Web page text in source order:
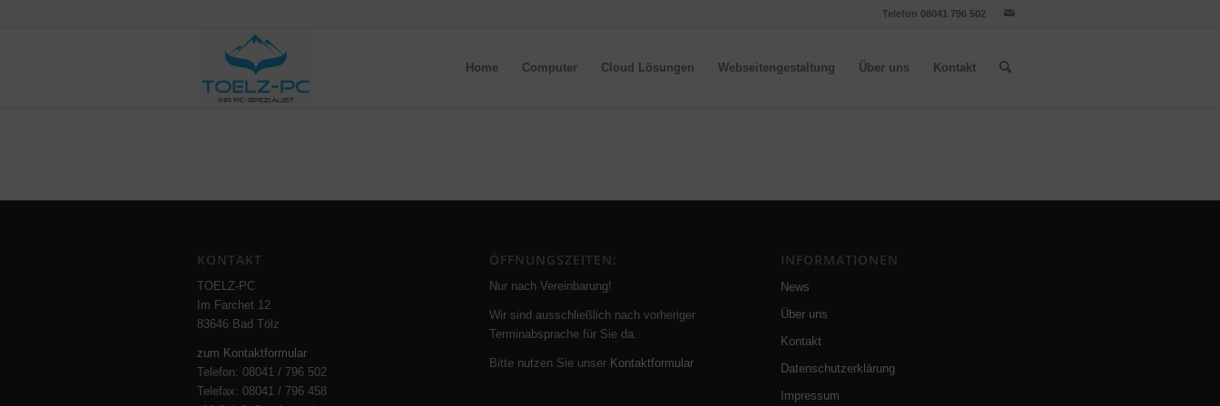
Telefon 08041 796 502
Home Computer Cloud Lösungen Webseitengestaltung Über uns Kontakt
KONTAKT
TOELZ-PC
Im Farchet 12
83646 Bad Tölz
zum Kontaktformular
Telefon: 08041 / 796 502
Telefax: 08041 / 796 458
ÖFFNUNGSZEITEN:
Nur nach Vereinbarung!
Wir sind ausschließlich nach vorheriger
Terminabsprache für Sie da.
Bitte nutzen Sie unser Kontaktformular
INFORMATIONEN
News
Über uns
Kontakt
Datenschutzerklärung
Impressum